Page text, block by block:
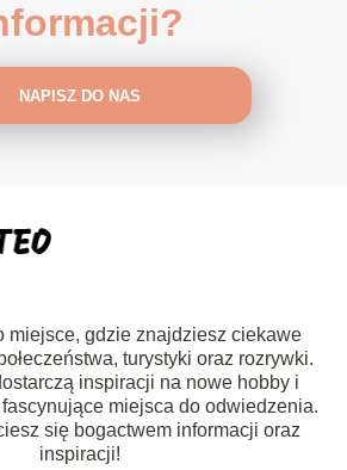
NAPISZ DO NAS
miejsce, gdzie znajdziesz ciekawe
turystyki oraz rozrywki.
inspiracji na nowe hobby i
miejsca do odwiedzenia.
się bogactwem informacji oraz
inspiracji!